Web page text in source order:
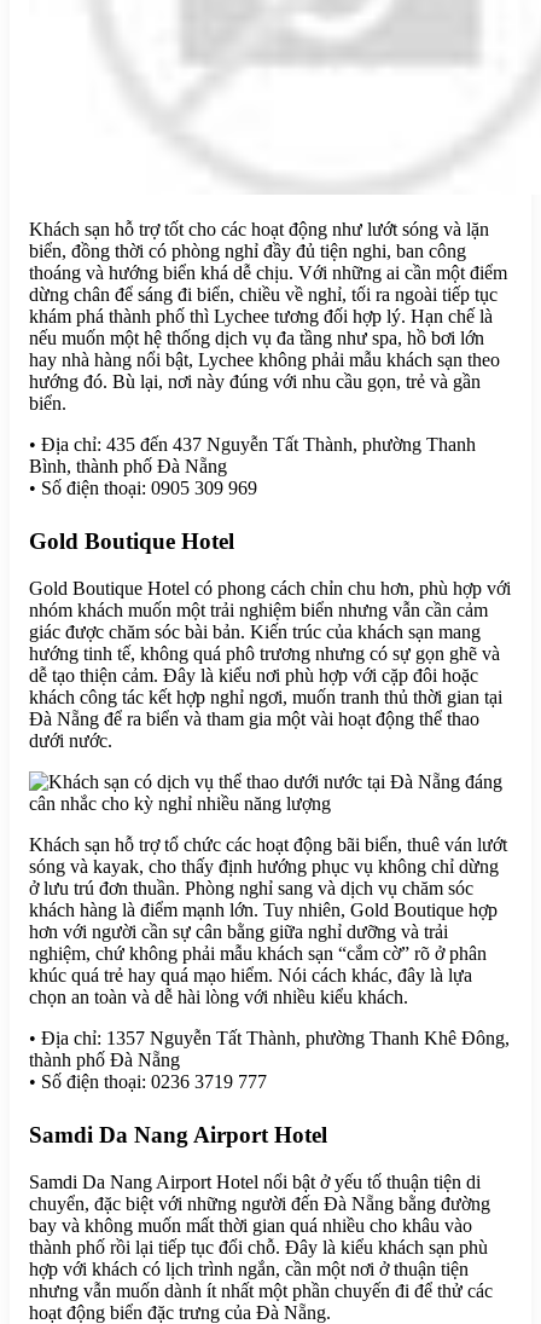
Khách sạn hỗ trợ tốt cho các hoạt động như lướt sóng và lặn
biển, đồng thời có phòng nghỉ đầy đủ tiện nghi, ban công
thoáng và hướng biển khá dễ chịu. Với những ai cần một điểm
dừng chân để sáng đi biển, chiều về nghỉ, tối ra ngoài tiếp tục
khám phá thành phố thì Lychee tương đối hợp lý. Hạn chế là
nếu muốn một hệ thống dịch vụ đa tầng như spa, hồ bơi lớn
hay nhà hàng nổi bật, Lychee không phải mẫu khách sạn theo
hướng đó. Bù lại, nơi này đúng với nhu cầu gọn, trẻ và gần
biển.
• Địa chỉ: 435 đến 437 Nguyễn Tất Thành, phường Thanh
Bình, thành phố Đà Nẵng
• Số điện thoại: 0905 309 969
Gold Boutique Hotel
Gold Boutique Hotel có phong cách chỉn chu hơn, phù hợp với
nhóm khách muốn một trải nghiệm biển nhưng vẫn cần cảm
giác được chăm sóc bài bản. Kiến trúc của khách sạn mang
hướng tinh tế, không quá phô trương nhưng có sự gọn ghẽ và
dễ tạo thiện cảm. Đây là kiểu nơi phù hợp với cặp đôi hoặc
khách công tác kết hợp nghỉ ngơi, muốn tranh thủ thời gian tại
Đà Nẵng để ra biển và tham gia một vài hoạt động thể thao
dưới nước.
Khách sạn hỗ trợ tổ chức các hoạt động bãi biển, thuê ván lướt
sóng và kayak, cho thấy định hướng phục vụ không chỉ dừng
ở lưu trú đơn thuần. Phòng nghỉ sang và dịch vụ chăm sóc
khách hàng là điểm mạnh lớn. Tuy nhiên, Gold Boutique hợp
hơn với người cần sự cân bằng giữa nghỉ dưỡng và trải
nghiệm, chứ không phải mẫu khách sạn “cắm cờ” rõ ở phân
khúc quá trẻ hay quá mạo hiểm. Nói cách khác, đây là lựa
chọn an toàn và dễ hài lòng với nhiều kiểu khách.
• Địa chỉ: 1357 Nguyễn Tất Thành, phường Thanh Khê Đông,
thành phố Đà Nẵng
• Số điện thoại: 0236 3719 777
Samdi Da Nang Airport Hotel
Samdi Da Nang Airport Hotel nổi bật ở yếu tố thuận tiện di
chuyển, đặc biệt với những người đến Đà Nẵng bằng đường
bay và không muốn mất thời gian quá nhiều cho khâu vào
thành phố rồi lại tiếp tục đổi chỗ. Đây là kiểu khách sạn phù
hợp với khách có lịch trình ngắn, cần một nơi ở thuận tiện
nhưng vẫn muốn dành ít nhất một phần chuyến đi để thử các
hoạt động biển đặc trưng của Đà Nẵng.